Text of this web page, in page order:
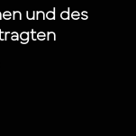
und des